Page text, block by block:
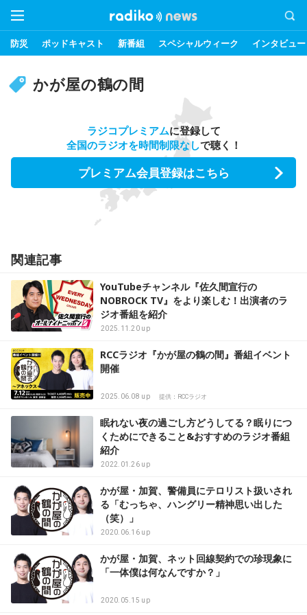
防災 ポッドキャスト 新番組 スペシャルウィーク インタビュー
かが屋の鶴の間
ラジコプレミアムに登録して
全国のラジオを時間制限なしで聴く！
プレミアム会員登録はこちら
関連記事
YouTubeチャンネル『佐久間宣行の
NOBROCK TV』をより楽しむ！出演者のラ
ジオ番組を紹介
2025.11.20 up
RCCラジオ『かが屋の鶴の間』番組イベント
開催
2025.06.08 up 提供：RCCラジオ
眠れない夜の過ごし方どうしてる？眠りにつ
くためにできること&おすすめのラジオ番組
紹介
2022.01.26 up
かが屋・加賀、警備員にテロリスト扱いされ
る「むっちゃ、ハングリー精神思い出した
（笑）」
2020.06.16 up
かが屋・加賀、ネット回線契約での珍現象に
「一体僕は何なんですか？」
2020.05.15 up